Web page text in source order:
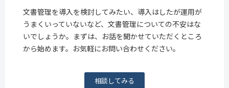
文書管理を導入を検討してみたい、導入はしたが運用が
うまくいっていないなど、文書管理についての不安はな
いでしょうか。まずは、お話を聞かせていただくところ
から始めます。お気軽にお問い合わせください。
相談してみる